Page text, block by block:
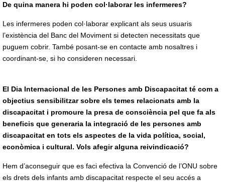
De quina manera hi poden col·laborar les infermeres?
Les infermeres poden col·laborar explicant als seus usuaris
l’existència del Banc del Moviment si detecten necessitats que
puguem cobrir. També posant-se en contacte amb nosaltres i
coordinant-se, si ho consideren necessari.
El Dia Internacional de les Persones amb Discapacitat té com a
objectius sensibilitzar sobre els temes relacionats amb la
discapacitat i promoure la presa de consciència pel que fa als
beneficis que generaria la integració de les persones amb
discapacitat en tots els aspectes de la vida política, social,
econòmica i cultural. Vols afegir alguna reivindicació?
Hem d’aconseguir que es faci efectiva la Convenció de l’ONU sobre
els drets dels infants amb discapacitat respecte el seu accés a